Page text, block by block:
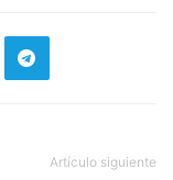
Artículo siguiente